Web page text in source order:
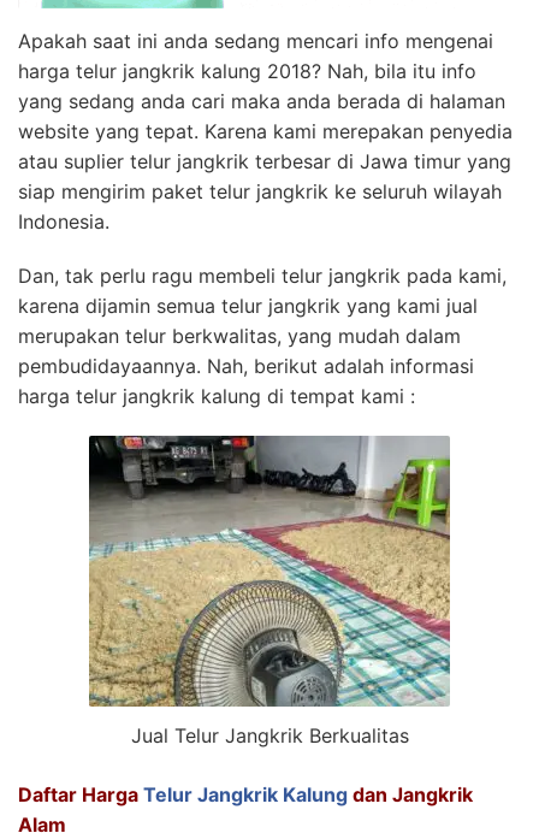
Apakah saat ini anda sedang mencari info mengenai
harga telur jangkrik kalung 2018? Nah, bila itu info
yang sedang anda cari maka anda berada di halaman
website yang tepat. Karena kami merepakan penyedia
atau suplier telur jangkrik terbesar di Jawa timur yang
siap mengirim paket telur jangkrik ke seluruh wilayah
Indonesia.
Dan, tak perlu ragu membeli telur jangkrik pada kami,
karena dijamin semua telur jangkrik yang kami jual
merupakan telur berkwalitas, yang mudah dalam
pembudidayaannya. Nah, berikut adalah informasi
harga telur jangkrik kalung di tempat kami :
Jual Telur Jangkrik Berkualitas
Daftar Harga Telur Jangkrik Kalung dan Jangkrik
Alam